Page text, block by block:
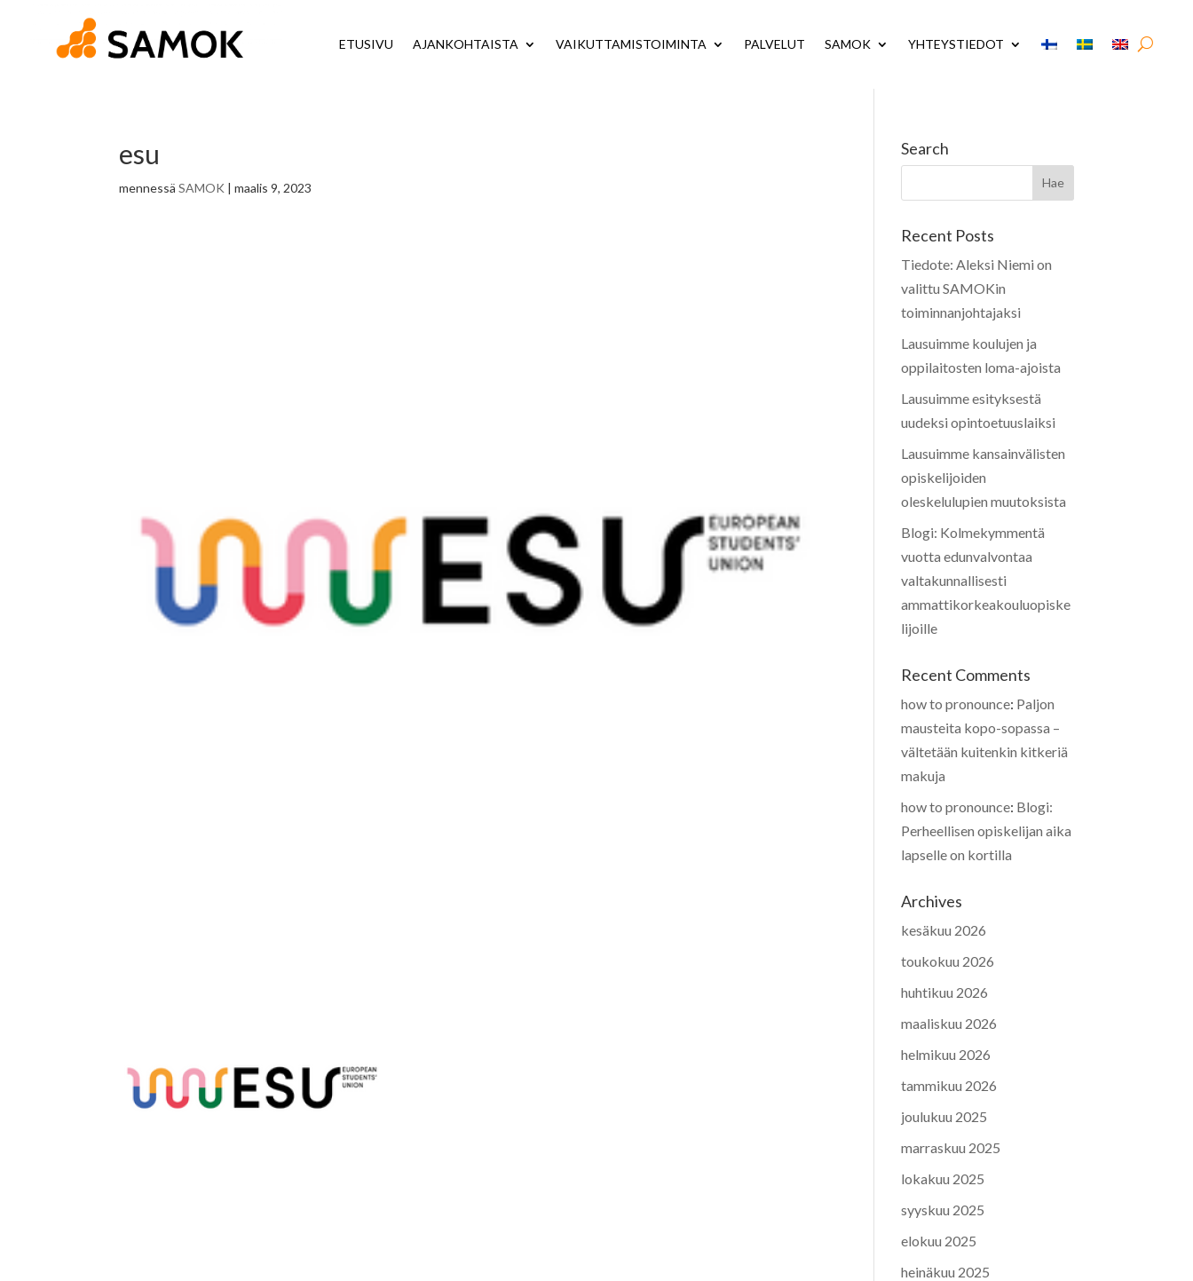
ETUSIVU AJANKOHTAISTA VAIKUTTAMISTOIMINTA PALVELUT SAMOK YHTEYSTIEDOT
esu
mennessäSAMOK |maalis 9, 2023
Search
Recent Posts
Tiedote: Aleksi Niemi on
valittu SAMOKin
toiminnanjohtajaksi
Lausuimme koulujen ja
oppilaitosten loma-ajoista
Lausuimme esityksestä
uudeksi opintoetuuslaiksi
Lausuimme kansainvälisten
opiskelijoiden
oleskelulupien muutoksista
Blogi: Kolmekymmentä
vuotta edunvalvontaa
valtakunnallisesti
ammattikorkeakouluopiske
lijoille
Recent Comments
how to pronounce: Paljon
mausteita kopo-sopassa –
vältetään kuitenkin kitkeriä
makuja
how to pronounce: Blogi:
Perheellisen opiskelijan aika
lapselle on kortilla
Archives
kesäkuu 2026
toukokuu 2026
huhtikuu 2026
maaliskuu 2026
helmikuu 2026
tammikuu 2026
joulukuu 2025
marraskuu 2025
lokakuu 2025
syyskuu 2025
elokuu 2025
heinäkuu 2025